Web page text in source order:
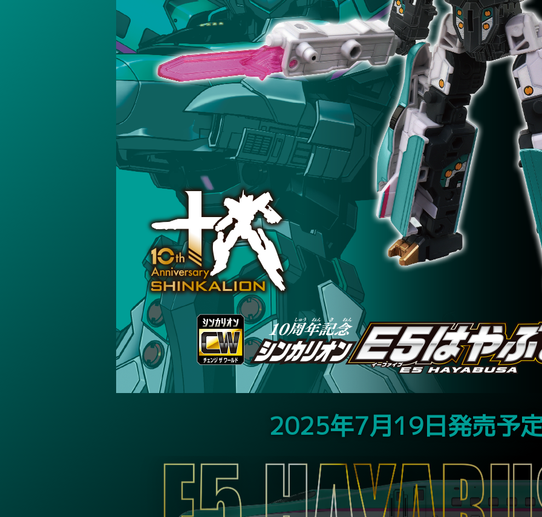
2025年7月19日発売予